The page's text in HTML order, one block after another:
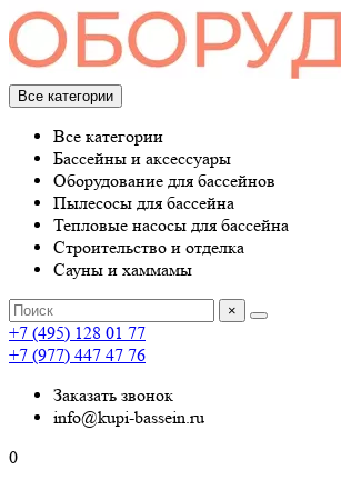
Все категории
Все категории
Бассейны и аксессуары
Оборудование для бассейнов
Пылесосы для бассейна
Тепловые насосы для бассейна
Строительство и отделка
Сауны и хаммамы
×
+7 (495) 128 01 77
+7 (977) 447 47 76
Заказать звонок
info@kupi-bassein.ru
0